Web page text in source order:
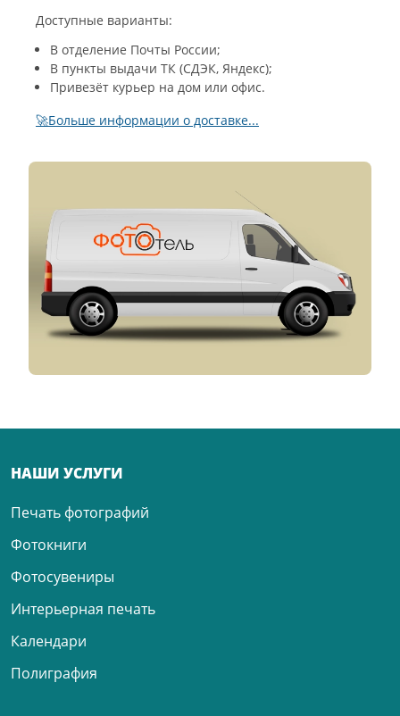
Доступные варианты:
В отделение Почты России;
В пункты выдачи ТК (СДЭК, Яндекс);
Привезёт курьер на дом или офис.
🚀Больше информации о доставке...
НАШИ УСЛУГИ
Печать фотографий
Фотокниги
Фотосувениры
Интерьерная печать
Календари
Полиграфия